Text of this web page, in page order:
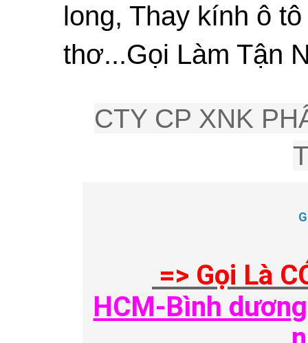
long, Thay kính ô
thơ...Gọi Làm Tận
CTY CP XNK
=> Gọi Là
HCM-Bình